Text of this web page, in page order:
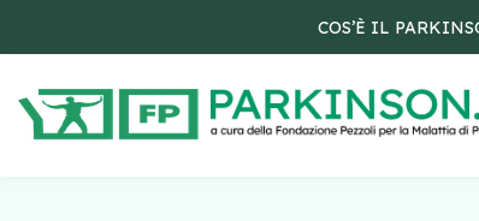
COS’È IL